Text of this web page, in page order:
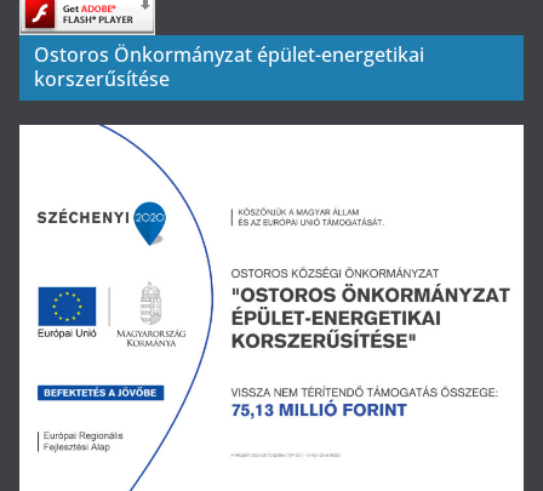
Ostoros Önkormányzat épület-energetikai
korszerűsítése